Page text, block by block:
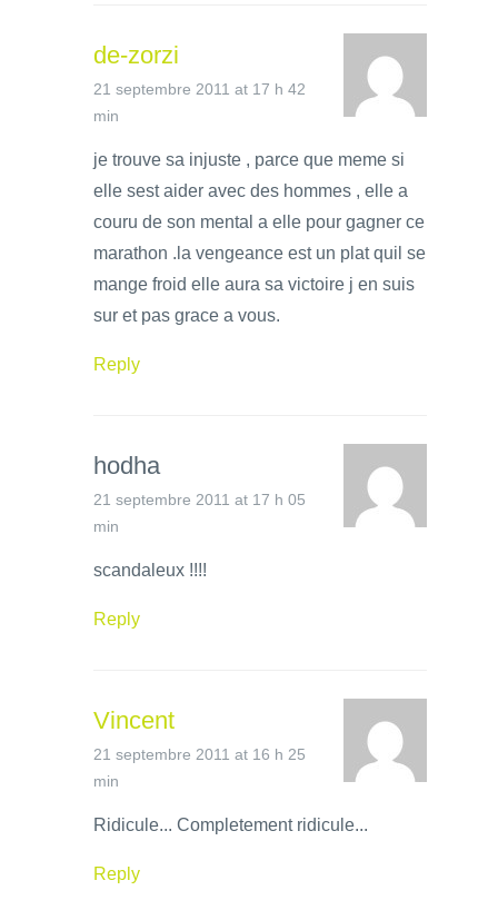
de-zorzi
21 septembre 2011 at 17 h 42
min
je trouve sa injuste , parce que meme si
elle sest aider avec des hommes , elle a
couru de son mental a elle pour gagner ce
marathon .la vengeance est un plat quil se
mange froid elle aura sa victoire j en suis
sur et pas grace a vous.
Reply
hodha
21 septembre 2011 at 17 h 05
min
scandaleux !!!!
Reply
Vincent
21 septembre 2011 at 16 h 25
min
Ridicule... Completement ridicule...
Reply